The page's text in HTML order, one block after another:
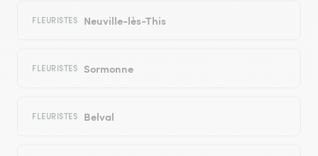
FLEURISTES Neuville-lès-This
FLEURISTES Sormonne
FLEURISTES Belval